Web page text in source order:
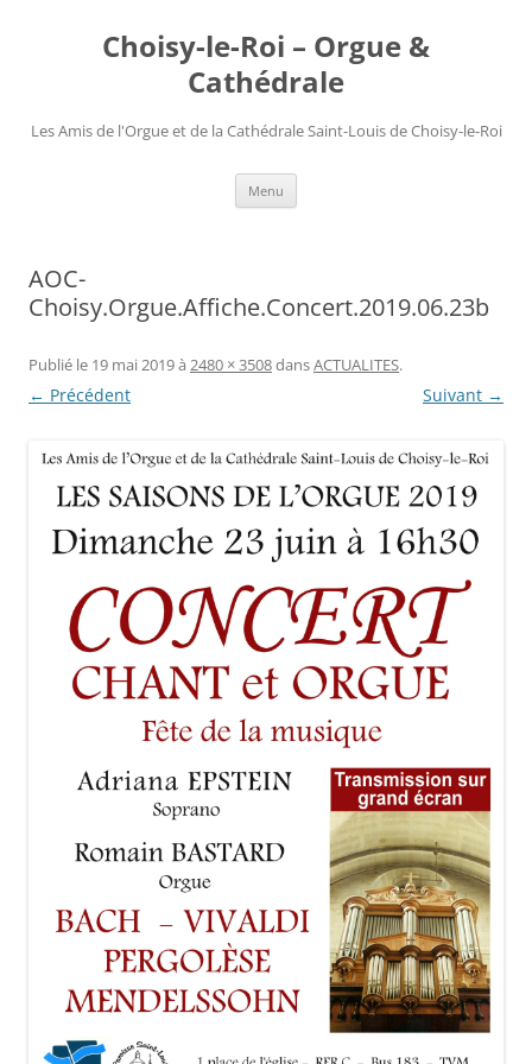
Choisy-le-Roi – Orgue &
Cathédrale
Les Amis de l'Orgue et de la Cathédrale Saint-Louis de Choisy-le-Roi
Menu
AOC-
Choisy.Orgue.Affiche.Concert.2019.06.23b
Publié le 19 mai 2019à 2480 × 3508dansACTUALITES.
← Précédent Suivant →